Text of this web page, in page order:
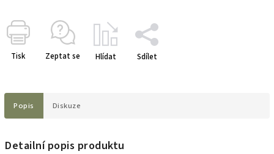
Tisk Zeptat se Hlídat Sdílet
Popis Diskuze
Detailní popis produktu